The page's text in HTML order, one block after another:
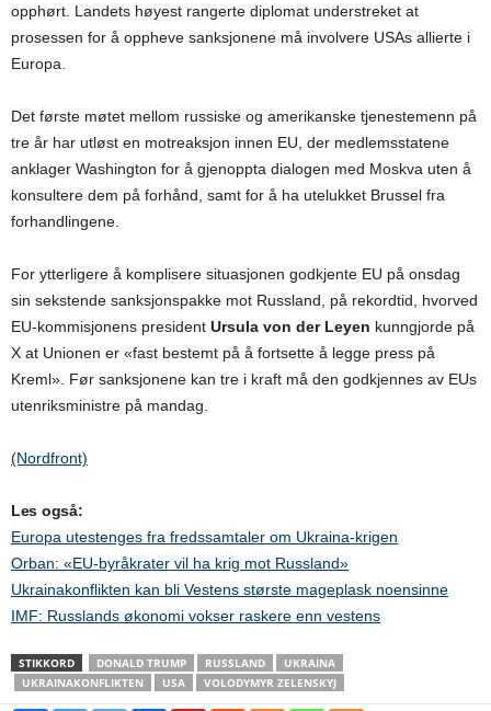
opphørt. Landets høyest rangerte diplomat understreket at
prosessen for å oppheve sanksjonene må involvere USAs allierte i
Europa.
Det første møtet mellom russiske og amerikanske tjenestemenn på
tre år har utløst en motreaksjon innen EU, der medlemsstatene
anklager Washington for å gjenoppta dialogen med Moskva uten å
konsultere dem på forhånd, samt for å ha utelukket Brussel fra
forhandlingene.
For ytterligere å komplisere situasjonen godkjente EU på onsdag
sin sekstende sanksjonspakke mot Russland, på rekordtid, hvorved
EU-kommisjonens president Ursula von der Leyen kunngjorde på
X at Unionen er «fast bestemt på å fortsette å legge press på
Kreml». Før sanksjonene kan tre i kraft må den godkjennes av EUs
utenriksministre på mandag.
(Nordfront)
Les også:
Europa utestenges fra fredssamtaler om Ukraina-krigen
Orban: «EU-byråkrater vil ha krig mot Russland»
Ukrainakonflikten kan bli Vestens største mageplask noensinne
IMF: Russlands økonomi vokser raskere enn vestens
STIKKORD DONALD TRUMP RUSSLAND
UKRAINA
UKRAINAKONFLIKTEN
USA VOLODYMYR ZELENSKYJ